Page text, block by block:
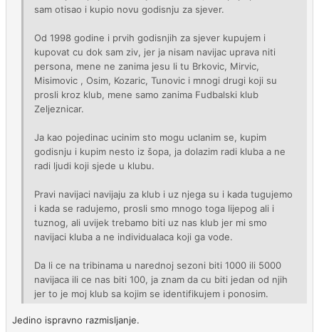
sam otisao i kupio novu godisnju za sjever.
Od 1998 godine i prvih godisnjih za sjever kupujem i
kupovat cu dok sam ziv, jer ja nisam navijac uprava niti
persona, mene ne zanima jesu li tu Brkovic, Mirvic,
Misimovic , Osim, Kozaric, Tunovic i mnogi drugi koji su
prosli kroz klub, mene samo zanima Fudbalski klub
Zeljeznicar.
Ja kao pojedinac ucinim sto mogu uclanim se, kupim
godisnju i kupim nesto iz šopa, ja dolazim radi kluba a ne
radi ljudi koji sjede u klubu.
Pravi navijaci navijaju za klub i uz njega su i kada tugujemo
i kada se radujemo, prosli smo mnogo toga lijepog ali i
tuznog, ali uvijek trebamo biti uz nas klub jer mi smo
navijaci kluba a ne individualaca koji ga vode.
Da li ce na tribinama u narednoj sezoni biti 1000 ili 5000
navijaca ili ce nas biti 100, ja znam da cu biti jedan od njih
jer to je moj klub sa kojim se identifikujem i ponosim.
Jedino ispravno razmisljanje.